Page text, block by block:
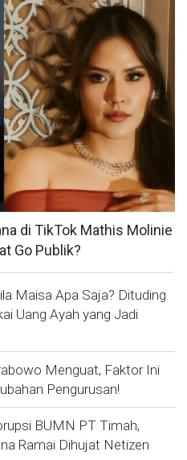
di TikTok Mathis Molinie
Go Publik?
Maisa Apa Saja? Dituding
Uang Ayah yang Jadi
Menguat, Faktor Ini
Pengurusan!
BUMN PT Timah,
Ramai Dihujat Netizen